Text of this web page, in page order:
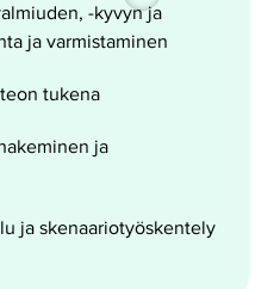
-kyvyn ja
ja varmistaminen
tukena
ja
ja skenaariotyöskentely